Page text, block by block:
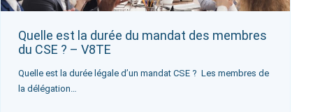
Quelle est la durée du mandat des membres
du CSE ? – V8TE
Quelle est la durée légale d’un mandat CSE ? ‍ Les membres de
la délégation…